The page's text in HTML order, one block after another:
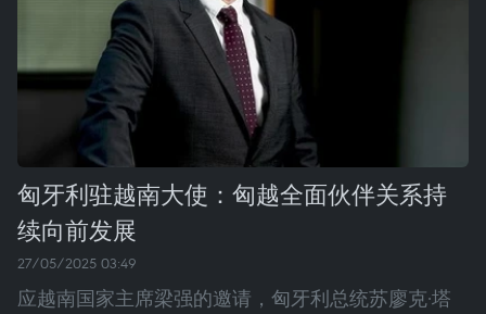
匈牙利驻越南大使：匈越全面伙伴关系持
续向前发展
27/05/2025 03:49
应越南国家主席梁强的邀请，匈牙利总统苏廖克·塔